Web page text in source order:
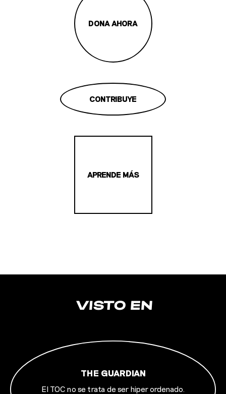
DONA AHORA
CONTRIBUYE
APRENDE MÁS
VISTO EN
THE GUARDIAN
El TOC no se trata de ser hiper ordenado.